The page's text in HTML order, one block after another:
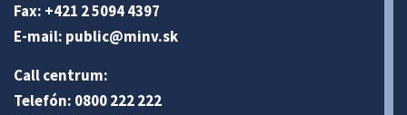
Fax: +421 2 5094 4397
E-mail: public@minv.sk
Call centrum:
Telefón: 0800 222 222